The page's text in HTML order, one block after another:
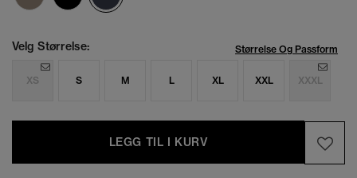
Velg Størrelse: Størrelse Og Passform
XS S M L XL XXL XXXL
LEGG TIL I KURV